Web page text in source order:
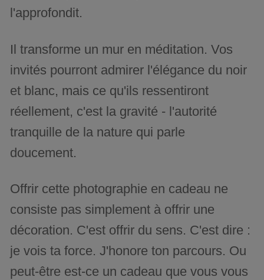
l'approfondit.
Il transforme un mur en méditation. Vos
invités pourront admirer l'élégance du noir
et blanc, mais ce qu'ils ressentiront
réellement, c'est la gravité - l'autorité
tranquille de la nature qui parle
doucement.
Offrir cette photographie en cadeau ne
consiste pas simplement à offrir une
décoration. C'est offrir du sens. C'est dire :
je vois ta force. J'honore ton parcours. Ou
peut-être est-ce un cadeau que vous vous